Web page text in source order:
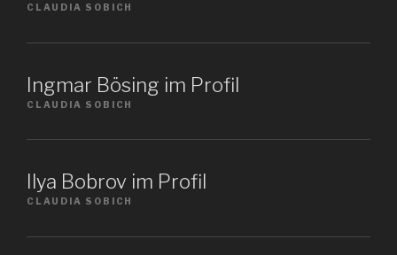
CLAUDIA SOBICH
Ingmar Bösing im Profil
CLAUDIA SOBICH
Ilya Bobrov im Profil
CLAUDIA SOBICH